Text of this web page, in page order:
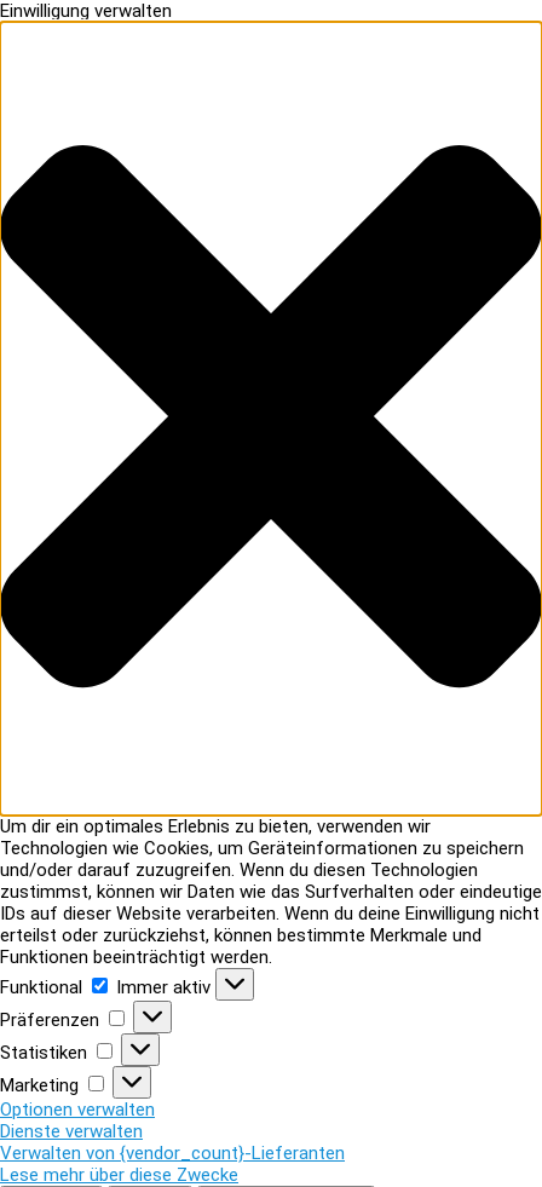
Einwilligung verwalten
Um dir ein optimales Erlebnis zu bieten, verwenden wir
Technologien wie Cookies, um Geräteinformationen zu speichern
und/oder darauf zuzugreifen. Wenn du diesen Technologien
zustimmst, können wir Daten wie das Surfverhalten oder eindeutige
IDs auf dieser Website verarbeiten. Wenn du deine Einwilligung nicht
erteilst oder zurückziehst, können bestimmte Merkmale und
Funktionen beeinträchtigt werden.
Funktional
Funktional
Immer aktiv
Präferenzen
Präferenzen
Statistiken
Statistiken
Marketing
Marketing
Optionen verwalten
Dienste verwalten
Verwalten von {vendor_count}-Lieferanten
Lese mehr über diese Zwecke